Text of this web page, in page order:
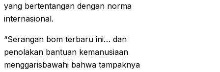
yang bertentangan dengan norma
internasional.
“Serangan bom terbaru ini… dan
penolakan bantuan kemanusiaan
menggarisbawahi bahwa tampaknya